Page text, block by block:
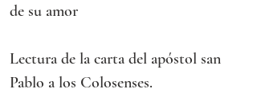
de su amor
Lectura de la carta del apóstol san
Pablo a los Colosenses.